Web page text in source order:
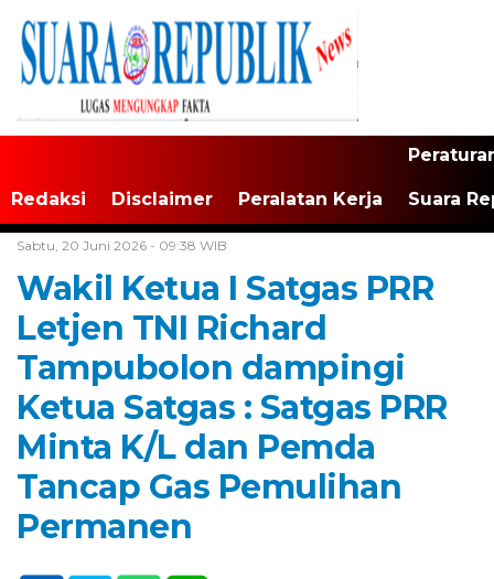
Redaksi Disclaimer Peralatan Kerja Suara
Sabtu, 20 Juni 2026 - 09:38 WIB
Wakil Ketua I Satgas PRR
Letjen TNI Richard
Tampubolon dampingi
Ketua Satgas : Satgas PRR
Minta K/L dan Pemda
Tancap Gas Pemulihan
Permanen